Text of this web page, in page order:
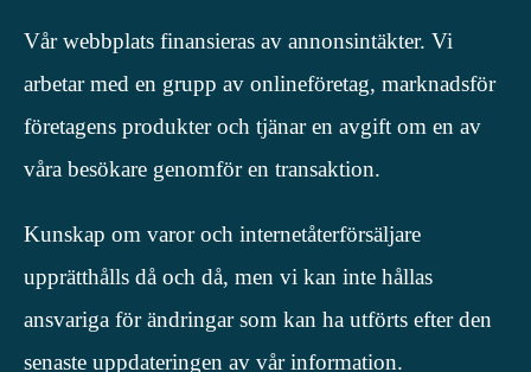
Vår webbplats finansieras av annonsintäkter. Vi
arbetar med en grupp av onlineföretag, marknadsför
företagens produkter och tjänar en avgift om en av
våra besökare genomför en transaktion.
Kunskap om varor och internetåterförsäljare
upprätthålls då och då, men vi kan inte hållas
ansvariga för ändringar som kan ha utförts efter den
senaste uppdateringen av vår information.